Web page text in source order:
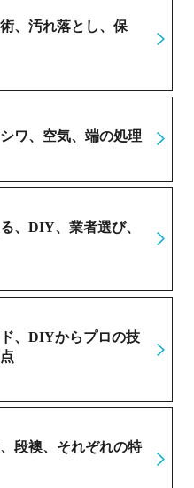
、汚れ落とし、保
ワ、空気、端の処理
、DIY、業者選び、
、DIYからプロの技
段襖、それぞれの特